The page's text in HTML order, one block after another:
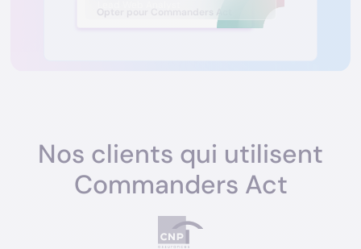
Opter pour Commanders Act
Nos clients qui utilisent
Commanders Act